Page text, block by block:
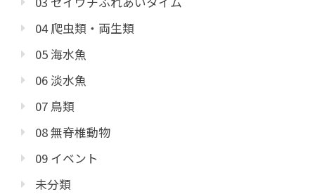
04 爬虫類・両生類
05 海水魚
06 淡水魚
07 鳥類
08 無脊椎動物
09 イベント
未分類